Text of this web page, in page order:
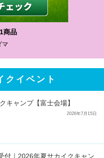
商品
マ
クイベント
キャンプ【富士会場】
2026年7月15日
付｜2026年夏サカイクキャン